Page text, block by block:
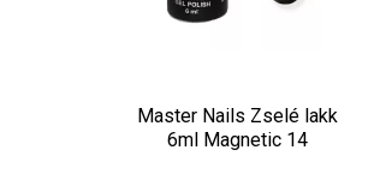
Master Nails Zselé lakk
6ml Magnetic 14